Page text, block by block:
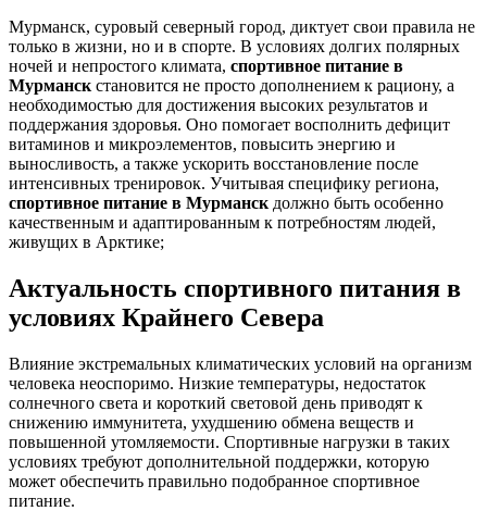
Мурманск, суровый северный город, диктует свои правила не
только в жизни, но и в спорте. В условиях долгих полярных
ночей и непростого климата, спортивное питание в
Мурманск становится не просто дополнением к рациону, а
необходимостью для достижения высоких результатов и
поддержания здоровья. Оно помогает восполнить дефицит
витаминов и микроэлементов, повысить энергию и
выносливость, а также ускорить восстановление после
интенсивных тренировок. Учитывая специфику региона,
спортивное питание в Мурманск должно быть особенно
качественным и адаптированным к потребностям людей,
живущих в Арктике;
Актуальность спортивного питания в
условиях Крайнего Севера
Влияние экстремальных климатических условий на организм
человека неоспоримо. Низкие температуры, недостаток
солнечного света и короткий световой день приводят к
снижению иммунитета, ухудшению обмена веществ и
повышенной утомляемости. Спортивные нагрузки в таких
условиях требуют дополнительной поддержки, которую
может обеспечить правильно подобранное спортивное
питание.